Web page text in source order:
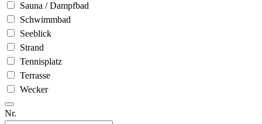
Sauna / Dampfbad
Schwimmbad
Seeblick
Strand
Tennisplatz
Terrasse
Wecker
Nr.